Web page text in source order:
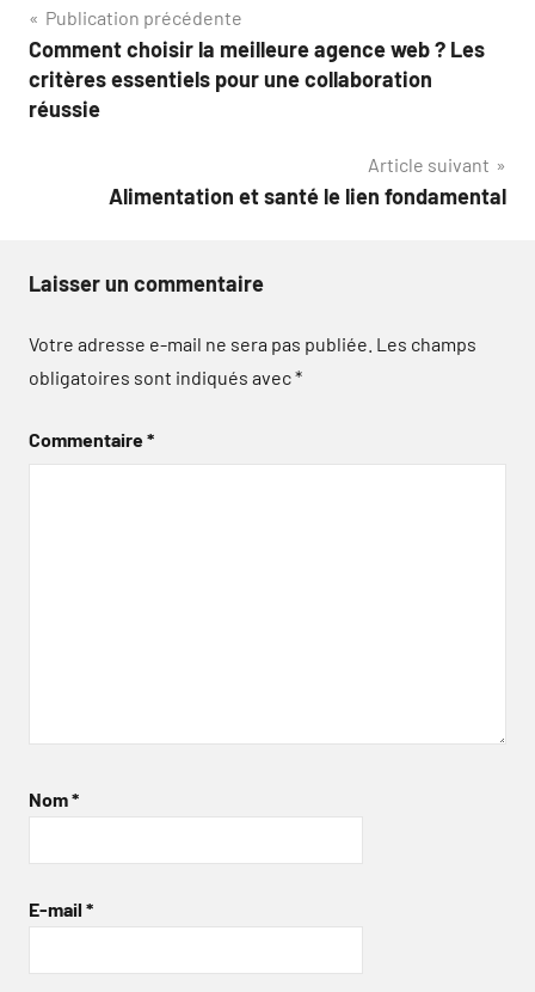
Navigation
de
l’article
Publication précédente
Comment choisir la meilleure agence web ? Les
critères essentiels pour une collaboration
réussie
Article suivant
Alimentation et santé le lien fondamental
Laisser un commentaire
Votre adresse e-mail ne sera pas publiée. Les champs
obligatoires sont indiqués avec*
Commentaire*
Nom*
E-mail *